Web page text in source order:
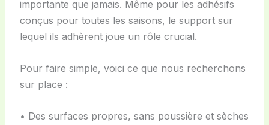
importante que jamais. Même pour les adhésifs
conçus pour toutes les saisons, le support sur
lequel ils adhèrent joue un rôle crucial.
Pour faire simple, voici ce que nous recherchons
sur place :
• Des surfaces propres, sans poussière et sèches